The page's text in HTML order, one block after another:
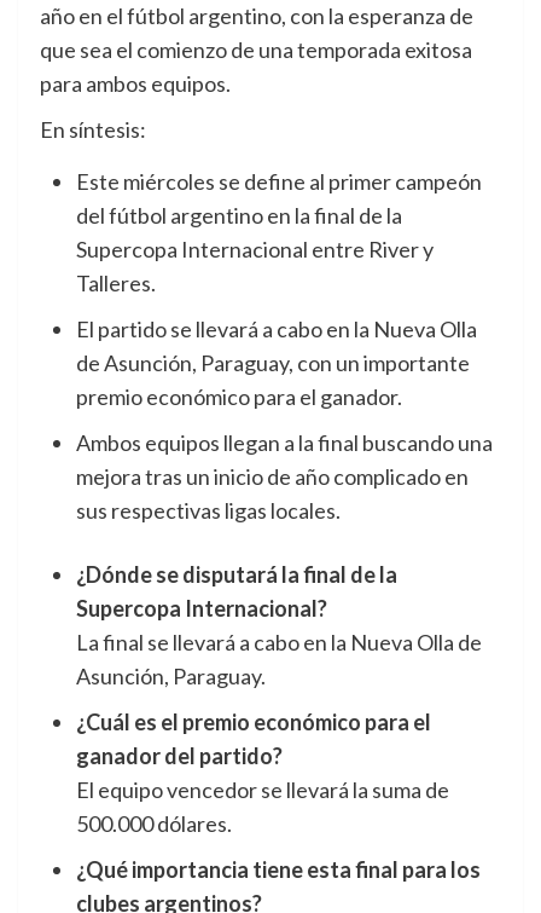
año en el fútbol argentino, con la esperanza de
que sea el comienzo de una temporada exitosa
para ambos equipos.
En síntesis:
Este miércoles se define al primer campeón
del fútbol argentino en la final de la
Supercopa Internacional entre River y
Talleres.
El partido se llevará a cabo en la Nueva Olla
de Asunción, Paraguay, con un importante
premio económico para el ganador.
Ambos equipos llegan a la final buscando una
mejora tras un inicio de año complicado en
sus respectivas ligas locales.
¿Dónde se disputará la final de la
Supercopa Internacional?
La final se llevará a cabo en la Nueva Olla de
Asunción, Paraguay.
¿Cuál es el premio económico para el
ganador del partido?
El equipo vencedor se llevará la suma de
500.000 dólares.
¿Qué importancia tiene esta final para los
clubes argentinos?